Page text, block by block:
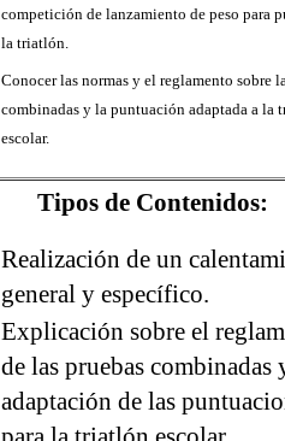
competición de lanzamiento de peso para
la triatlón.
Conocer las normas y el reglamento sobre
combinadas y la puntuación adaptada a la
escolar.
Tipos de Contenidos:
Realización de un
general y específico.
Explicación sobre el
de las pruebas combinadas
adaptación de las